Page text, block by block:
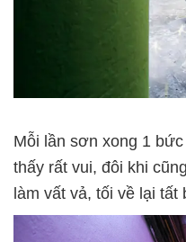
Mỗi lần sơn xong 1
thấy rất vui, đôi khi
làm vất vả, tối về lại